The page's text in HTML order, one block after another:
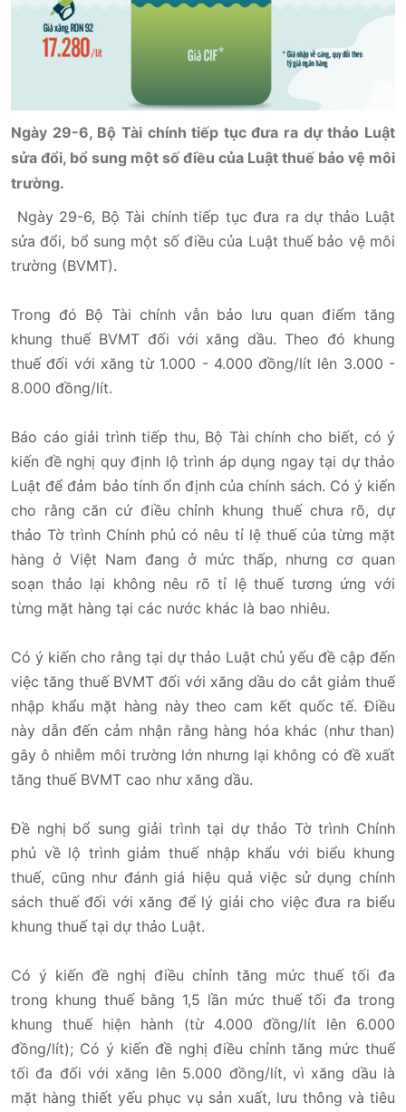
Ngày 29-6, Bộ Tài chính tiếp tục đưa ra dự thảo Luật
sửa đổi, bổ sung một số điều của Luật thuế bảo vệ môi
trường.
Ngày 29-6, Bộ Tài chính tiếp tục đưa ra dự thảo Luật
sửa đổi, bổ sung một số điều của Luật thuế bảo vệ môi
trường (BVMT).
Trong đó Bộ Tài chính vẫn bảo lưu quan điểm tăng
khung thuế BVMT đối với xăng dầu. Theo đó khung
thuế đối với xăng từ 1.000 - 4.000 đồng/lít lên 3.000 -
8.000 đồng/lít.
Báo cáo giải trình tiếp thu, Bộ Tài chính cho biết, có ý
kiến đề nghị quy định lộ trình áp dụng ngay tại dự thảo
Luật để đảm bảo tính ổn định của chính sách. Có ý kiến
cho rằng căn cứ điều chỉnh khung thuế chưa rõ, dự
thảo Tờ trình Chính phủ có nêu tỉ lệ thuế của từng mặt
hàng ở Việt Nam đang ở mức thấp, nhưng cơ quan
soạn thảo lại không nêu rõ tỉ lệ thuế tương ứng với
từng mặt hàng tại các nước khác là bao nhiêu.
Có ý kiến cho rằng tại dự thảo Luật chủ yếu đề cập đến
việc tăng thuế BVMT đối với xăng dầu do cắt giảm thuế
nhập khẩu mặt hàng này theo cam kết quốc tế. Điều
này dẫn đến cảm nhận rằng hàng hóa khác (như than)
gây ô nhiễm môi trường lớn nhưng lại không có đề xuất
tăng thuế BVMT cao như xăng dầu.
Đề nghị bổ sung giải trình tại dự thảo Tờ trình Chính
phủ về lộ trình giảm thuế nhập khẩu với biểu khung
thuế, cũng như đánh giá hiệu quả việc sử dụng chính
sách thuế đối với xăng để lý giải cho việc đưa ra biểu
khung thuế tại dự thảo Luật.
Có ý kiến đề nghị điều chỉnh tăng mức thuế tối đa
trong khung thuế bằng 1,5 lần mức thuế tối đa trong
khung thuế hiện hành (từ 4.000 đồng/lít lên 6.000
đồng/lít); Có ý kiến đề nghị điều chỉnh tăng mức thuế
tối đa đối với xăng lên 5.000 đồng/lít, vì xăng dầu là
mặt hàng thiết yếu phục vụ sản xuất, lưu thông và tiêu